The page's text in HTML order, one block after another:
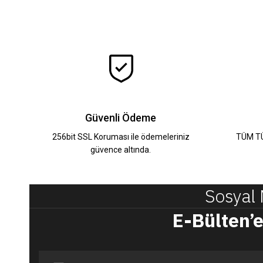
%28
Lilya Beyaz Aplike İşlemeli elbise
%34
22.000,00 TL
Güvenli Ödeme
256bit SSL Koruması ile ödemeleriniz
güvence altında.
TÜM
Sosyal
E-